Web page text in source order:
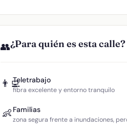
👥¿Para quién es esta calle?
👨‍💻Teletrabajo
fibra excelente y entorno tranquilo
👶 Familias
zona segura frente a inundaciones,